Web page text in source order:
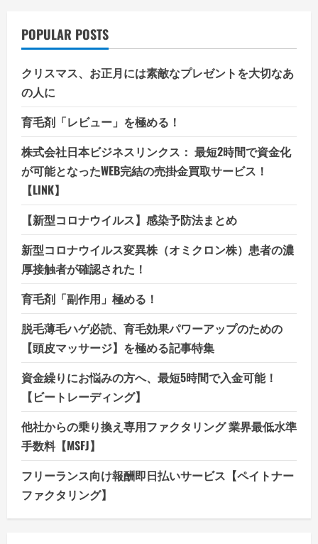
POPULAR POSTS
クリスマス、お正月には素敵なプレゼントを大切なあ
の人に
育毛剤「レビュー」を極める！
株式会社日本ビジネスリンクス： 最短2時間で資金化
が可能となったWEB完結の売掛金買取サービス！
【LINK】
【新型コロナウイルス】感染予防法まとめ
新型コロナウイルス変異株（オミクロン株）患者の濃
厚接触者が確認された！
育毛剤「副作用」極める！
脱毛薄毛ハゲ必読、育毛効果パワーアップのための
【頭皮マッサージ】を極める記事特集
資金繰りにお悩みの方へ、最短5時間で入金可能！
【ビートレーディング】
他社からの乗り換え専用ファクタリング 業界最低水準
手数料【MSFJ】
フリーランス向け報酬即日払いサービス【ペイトナー
ファクタリング】